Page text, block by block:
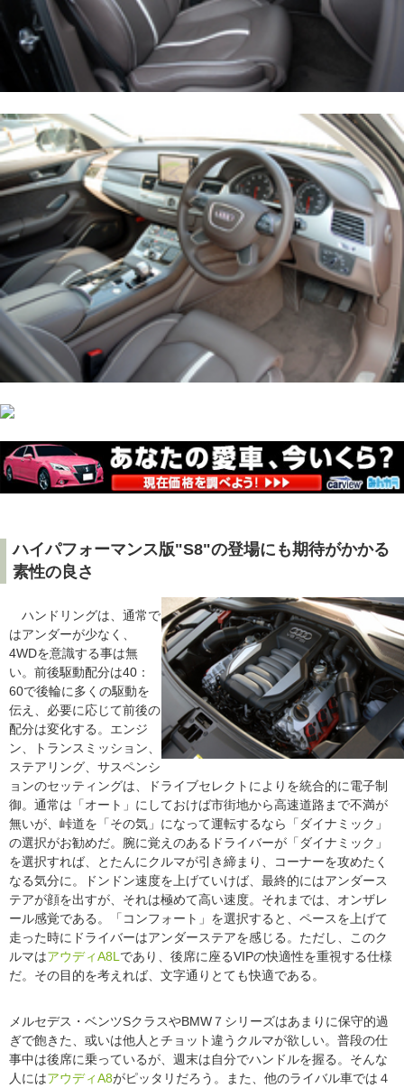
ハイパフォーマンス版"S8"の登場にも期待がかかる
素性の良さ
ハンドリングは、通常で
はアンダーが少なく、
4WDを意識する事は無
い。前後駆動配分は40：
60で後輪に多くの駆動を
伝え、必要に応じて前後の
配分は変化する。エンジ
ン、トランスミッション、
ステアリング、サスペンシ
ョンのセッティングは、ドライブセレクトによりを統合的に電子制
御。通常は「オート」にしておけば市街地から高速道路まで不満が
無いが、峠道を「その気」になって運転するなら「ダイナミック」
の選択がお勧めだ。腕に覚えのあるドライバーが「ダイナミック」
を選択すれば、とたんにクルマが引き締まり、コーナーを攻めたく
なる気分に。ドンドン速度を上げていけば、最終的にはアンダース
テアが顔を出すが、それは極めて高い速度。それまでは、オンザレ
ール感覚である。「コンフォート」を選択すると、ペースを上げて
走った時にドライバーはアンダーステアを感じる。ただし、このク
ルマはアウディA8L であり、後席に座るVIPの快適性を重視する仕様
だ。その目的を考えれば、文字通りとても快適である。
メルセデス・ベンツSクラスやBMW７シリーズはあまりに保守的過
ぎで飽きた、或いは他人とチョット違うクルマが欲しい。普段の仕
事中は後席に乗っているが、週末は自分でハンドルを握る。そんな
人にはアウディA8がピッタリだろう。また、他のライバル車では４